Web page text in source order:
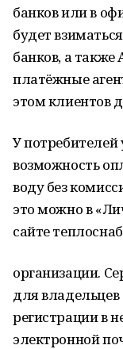
банков или в
будет
банков, а также
платёжные
этом клиентов
У
возможность
воду без
это можно в
сайте
организации.
для
регистрации в
электронной